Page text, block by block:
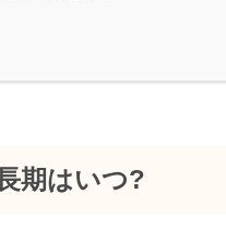
期はいつ?